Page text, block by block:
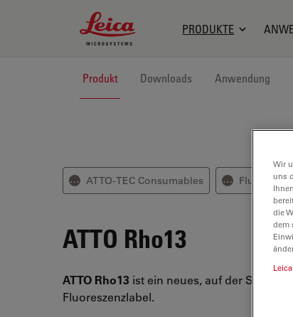
Leica Microsystems Logo
PRODUKTE
Produkt Downloads Anwendung
⋯ ATTO-TEC Consumables ⋯
ATTO Rho13
ATTO Rho13 ist ein neues, auf der Struktur
Fluoreszenzlabel.
Wir
uns
die
dem